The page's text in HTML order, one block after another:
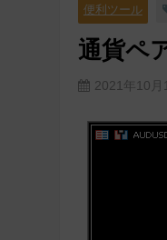
便利ツール
通貨ペ
2021年10月